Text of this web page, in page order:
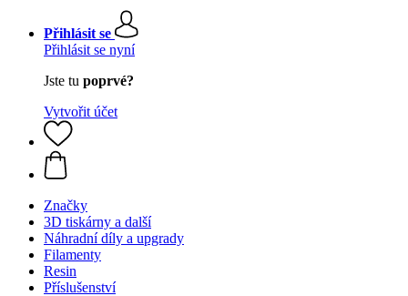
Přihlásit se
Přihlásit se nyní
Jste tu poprvé?
Vytvořit účet
Značky
3D tiskárny a další
Náhradní díly a upgrady
Filamenty
Resin
Příslušenství